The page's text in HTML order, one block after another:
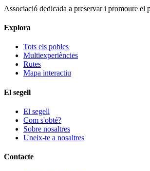
Associació dedicada a preservar i promoure el
Explora
Tots els pobles
Multiexperiències
Rutes
Mapa interactiu
El segell
El segell
Com s'obté?
Sobre nosaltres
Uneix-te a nosaltres
Contacte